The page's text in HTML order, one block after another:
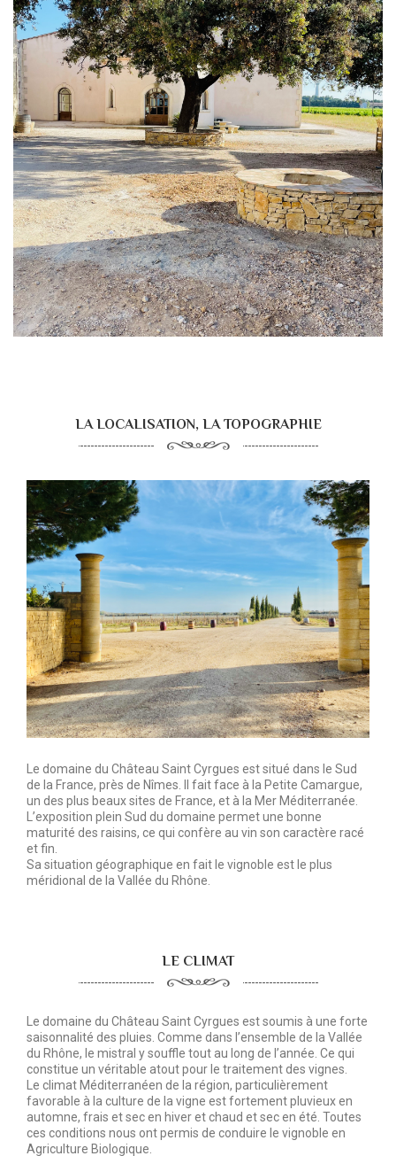
LA LOCALISATION, LA TOPOGRAPHIE
Le domaine du Château Saint Cyrgues est situé dans le Sud
de la France, près de Nîmes. Il fait face à la Petite Camargue,
un des plus beaux sites de France, et à la Mer Méditerranée.
L’exposition plein Sud du domaine permet une bonne
maturité des raisins, ce qui confère au vin son caractère racé
et fin.
Sa situation géographique en fait le vignoble est le plus
méridional de la Vallée du Rhône.
LE CLIMAT
Le domaine du Château Saint Cyrgues est soumis à une forte
saisonnalité des pluies. Comme dans l’ensemble de la Vallée
du Rhône, le mistral y souffle tout au long de l’année. Ce qui
constitue un véritable atout pour le traitement des vignes.
Le climat Méditerranéen de la région, particulièrement
favorable à la culture de la vigne est fortement pluvieux en
automne, frais et sec en hiver et chaud et sec en été. Toutes
ces conditions nous ont permis de conduire le vignoble en
Agriculture Biologique.